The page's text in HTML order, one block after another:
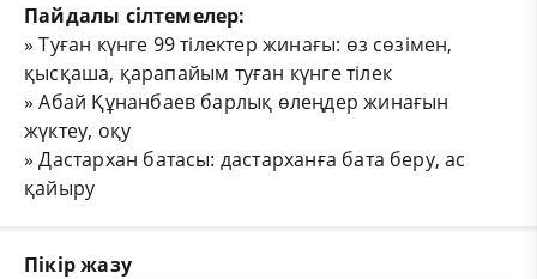
Пайдалы сілтемелер:
»Туған күнге 99 тілектер жинағы: өз сөзімен,
қысқаша, қарапайым туған күнге тілек
»Абай Құнанбаев барлық өлеңдер жинағын
жүктеу, оқу
»Дастархан батасы: дастарханға бата беру, ас
қайыру
Пікір жазу